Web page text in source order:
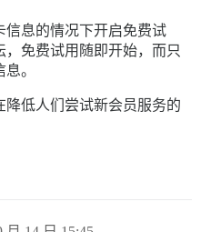
信息的情况下开启免费试
免费试用随即开始，而只
。
低人们尝试新会员服务的